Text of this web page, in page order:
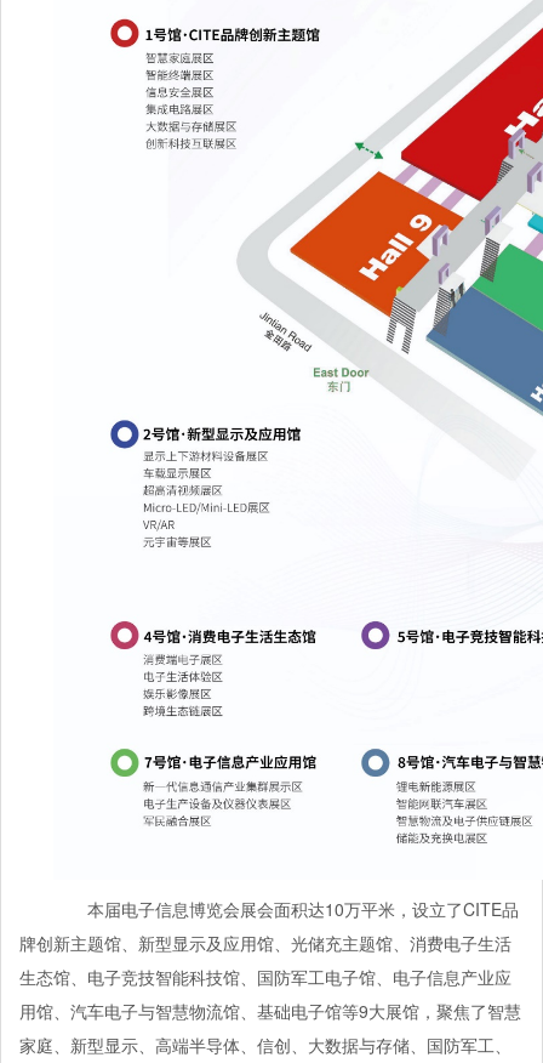
本届电子信息博览会展会面积达10万平米，设立了CITE品
牌创新主题馆、新型显示及应用馆、光储充主题馆、消费电子生活
生态馆、电子竞技智能科技馆、国防军工电子馆、电子信息产业应
用馆、汽车电子与智慧物流馆、基础电子馆等9大展馆，聚焦了智慧
家庭、新型显示、高端半导体、信创、大数据与存储、国防军工、